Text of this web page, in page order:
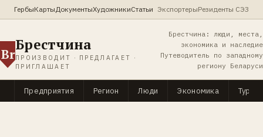
ГербыКартыДокументыХудожникиСтатьи ЭкспортерыРезиденты СЭЗ
Br
Брестчина
ПРОИЗВОДИТ · ПРЕДЛАГАЕТ ·
ПРИГЛАШАЕТ
Брестчина: люди, места,
экономика и наследие
Путеводитель по западному
региону Беларуси
Предприятия Регион Люди Экономика